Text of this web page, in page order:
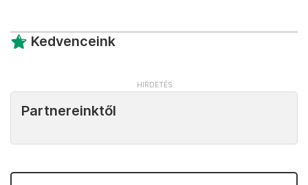
Kedvenceink
Partnereinktől